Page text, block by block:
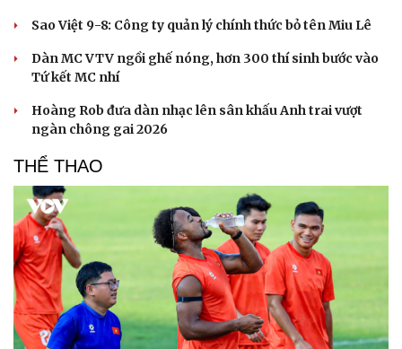
Du lịch
Tư vấn
Săn Tour
check-in
Podcast
Câu chuyện thời sự
Đọc truyện đêm khuya
Cửa sổ tình yêu
Kể chuyện cho bé
Hạt giống tâm hồn
Sao Việt 9-8: Công ty quản lý chính thức bỏ tên Miu Lê
Dàn MC VTV ngồi ghế nóng, hơn 300 thí sinh bước vào
Tứ kết MC nhí
Hoàng Rob đưa dàn nhạc lên sân khấu Anh trai vượt
ngàn chông gai 2026
THỂ THAO